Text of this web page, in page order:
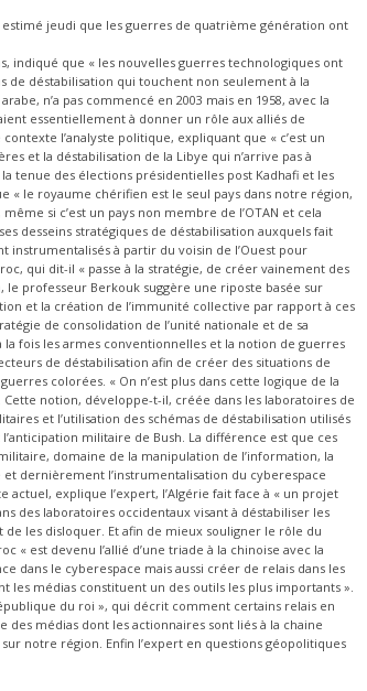
jeudi que les guerres de quatrième génération ont
indiqué que « les nouvelles guerres technologiques ont
de déstabilisation qui touchent non seulement à la
n’a pas commencé en 2003 mais en 1958, avec la
essentiellement à donner un rôle aux alliés de
l’analyste politique, expliquant que « c’est un
et la déstabilisation de la Libye qui n’arrive pas à
tenue des élections présidentielles post Kadhafi et les
« le royaume chérifien est le seul pays dans notre région,
si c’est un pays non membre de l’OTAN et cela
desseins stratégiques de déstabilisation auxquels fait
instrumentalisés à partir du voisin de l’Ouest pour
qui dit-il « passe à la stratégie, de créer vainement des
professeur Berkouk suggère une riposte basée sur
et la création de l’immunité collective par rapport à ces
de consolidation de l’unité nationale et de sa
la fois les armes conventionnelles et la notion de guerres
de déstabilisation afin de créer des situations de
colorées. « On n’est plus dans cette logique de la
notion, développe-t-il, créée dans les laboratoires de
et l’utilisation des schémas de déstabilisation utilisés
militaire de Bush. La différence est que ces
domaine de la manipulation de l’information, la
dernièrement l’instrumentalisation du cyberespace
explique l’expert, l’Algérie fait face à « un projet
des laboratoires occidentaux visant à déstabiliser les
de les disloquer. Et afin de mieux souligner le rôle du
« est devenu l’allié d’une triade à la chinoise avec la
dans le cyberespace mais aussi créer de relais dans les
médias constituent un des outils les plus importants ».
du roi », qui décrit comment certains relais en
des médias dont les actionnaires sont liés à la chaine
notre région. Enfin l’expert en questions géopolitiques